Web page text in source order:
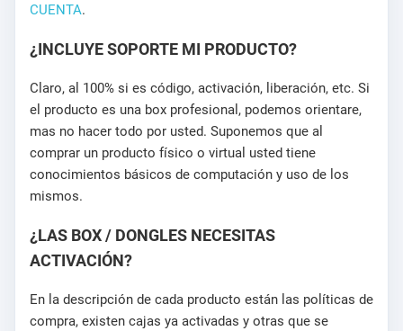
CUENTA.
¿INCLUYE SOPORTE MI PRODUCTO?
Claro, al 100% si es código, activación, liberación, etc. Si
el producto es una box profesional, podemos orientare,
mas no hacer todo por usted. Suponemos que al
comprar un producto físico o virtual usted tiene
conocimientos básicos de computación y uso de los
mismos.
¿LAS BOX / DONGLES NECESITAS
ACTIVACIÓN?
En la descripción de cada producto están las políticas de
compra, existen cajas ya activadas y otras que se